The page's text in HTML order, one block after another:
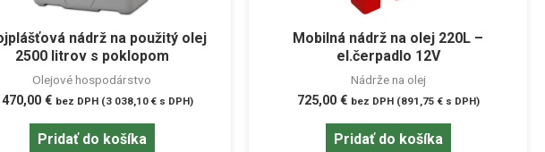
nádrž na použitý olej
2500 litrov s poklopom
Olejové hospodárstvo
470,00 € bez DPH (3 038,10 €s DPH)
Pridať do košíka
Mobilná nádrž na olej 220L –
el.čerpadlo 12V
Nádrže na olej
725,00 € bez DPH (891,75 €s DPH)
Pridať do košíka